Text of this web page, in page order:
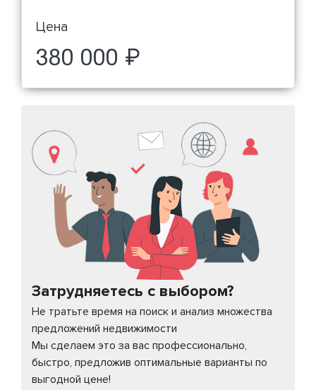
Цена
380 000 ₽
Затрудняетесь с выбором?
Не тратьте время на поиск и анализ множества
предложений недвижимости
Мы сделаем это за вас профессионально,
быстро, предложив оптимальные варианты по
выгодной цене!